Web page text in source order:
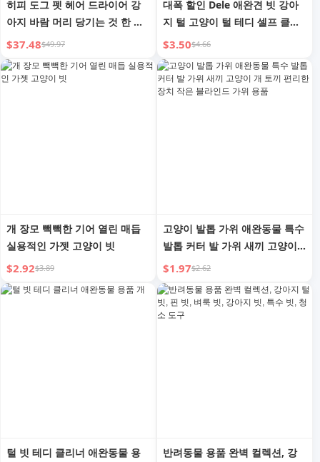
히피 도그 펫 헤어 드라이어 강
아지 바람 머리 당기는 것 한 마
리 빗 빠른 건조 T 소형견 목욕
바람 물
$37.48$49.97
대폭 할인 Dele 애완견 빗 강아
지 털 고양이 털 테디 셀프 클리
닝 마사지 스틸 니들 빗 애완용
품
$3.50$4.66
개 장모 빽빽한 기어 열린 매듭
실용적인 가젯 고양이 빗
$2.92$3.89
고양이 발톱 가위 애완동물 특수
발톱 커터 발 가위 새끼 고양이
개 토끼 편리한 장치 작은 블라
인드 가위 용품
$1.97$2.62
털 빗 테디 클리너 애완동물 용
반려동물 용품 완벽 컬렉션, 강